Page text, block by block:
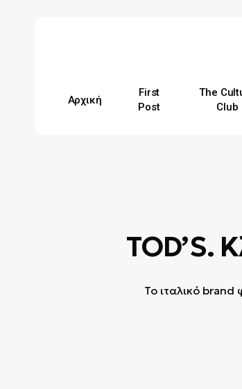
Αρχική
First
Post
The
Club
TOD’S.
Το ιταλικό brand